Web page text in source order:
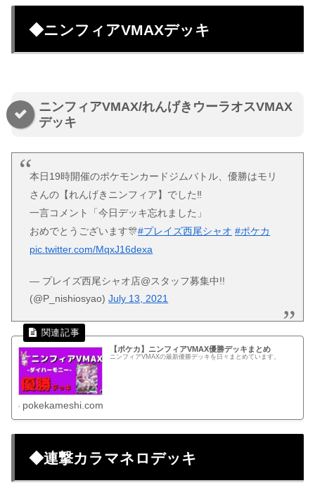
◆ニンフィアVMAXデッキ
ニンフィアVMAX/れんげきウーラオスVMAX
デッキ
本日19時開催のポケモンカードジムバトル、優勝はモリ
さんの【れんげきニンフィア】でした‼️
一言コメント「今日デッキ忘れました」
おめでとうございます🎊#プレイズ西尾シャオ #ポケカ
pic.twitter.com/MqxJ16dexa
— プレイズ西尾シャオ店@スタッフ募集中!!
(@P_nishiosyao)July 13, 2021
【ポケカ】ニンフィアVMAX優勝デッキまとめ
ニンフィアVMAXの最新優勝デッキを日々まとめています。
pokekameshi.com
◆連撃カラマネロデッキ